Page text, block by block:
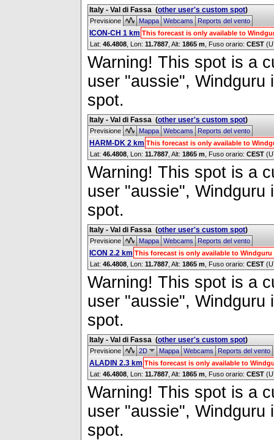
Italy - Val di Fassa (other user's custom spot)
Previsione MappaWebcamsReports del vento
ICON-CH 1 km This forecast is only available to
Lat: 46.4808 , Lon: 11.7887 Alt: 1865 m , Fuso orario: CEST
Warning! This spot is a
user "aussie",
spot.
Italy - Val di Fassa (other user's custom spot)
Previsione MappaWebcamsReports del vento
HARM-DK 2 km This forecast is only available to
Lat: 46.4808 , Lon: 11.7887 Alt: 1865 m , Fuso orario: CEST
Warning! This spot is a
user "aussie",
spot.
Italy - Val di Fassa (other user's custom spot)
Previsione MappaWebcamsReports del vento
ICON 2.2 km This forecast is only available to Windguru
Lat: 46.4808 , Lon: 11.7887 Alt: 1865 m , Fuso orario: CEST
Warning! This spot is a
user "aussie",
spot.
Italy - Val di Fassa (other user's custom spot)
Previsione 2D MappaWebcamsReports del vento
ALADIN 2.3 km This forecast is only available to
Lat: 46.4808 , Lon: 11.7887 Alt: 1865 m , Fuso orario: CEST
Warning! This spot is a
user "aussie",
spot.